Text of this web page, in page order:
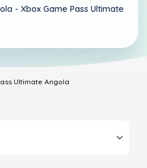
- Xbox Game Pass Ultimate
Ultimate Angola